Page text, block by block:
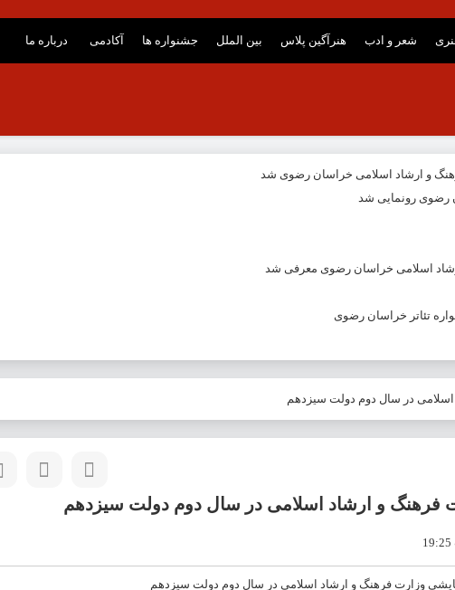
شعر و ادب هنرآگین پلاس بین الملل جشنواره ها آکادمی درباره ما
و ارشاد اسلامی خراسان رضوی شد
رضوی رونمایی شد
اسلامی خراسان رضوی معرفی شد
تئاتر خراسان رضوی
اسلامی در سال دوم دولت سیزدهم
فرهنگ و ارشاد اسلامی در سال دوم دولت سیزدهم